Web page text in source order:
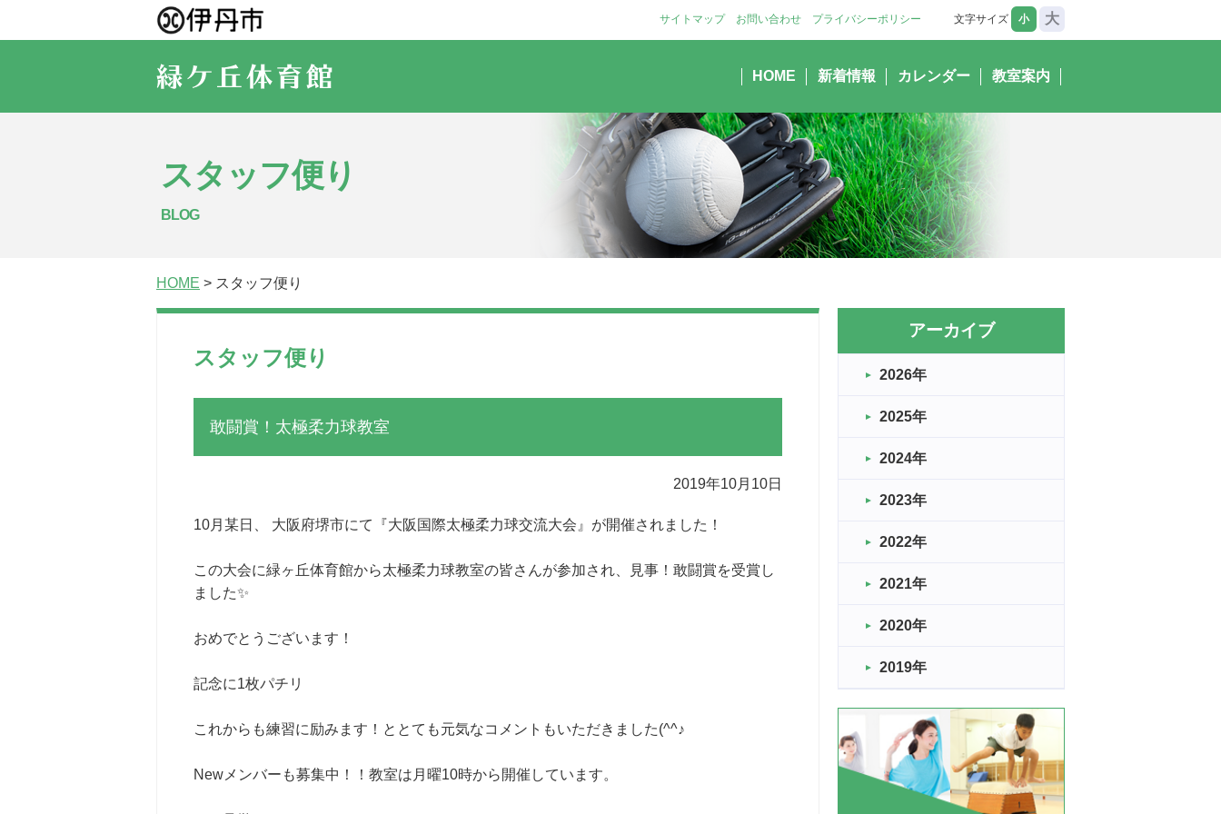
サイトマップ お問い合わせ プライバシーポリシー
HOME 新着情報 カレンダー 教室案内
文字サイズ 小 大
スタッフ便り
BLOG
HOME > スタッフ便り
スタッフ便り
敢闘賞！太極柔力球教室
2019年10月10日
10月某日、 大阪府堺市にて『大阪国際太極柔力球交流大会』が開催されました！
この大会に緑ヶ丘体育館から太極柔力球教室の皆さんが参加され、見事！敢闘賞を受賞し
ました✨
おめでとうございます！
記念に1枚パチリ
これからも練習に励みます！ととても元気なコメントもいただきました(^^♪
Newメンバーも募集中！！教室は月曜10時から開催しています。
アーカイブ
2026年
2025年
2024年
2023年
2022年
2021年
2020年
2019年